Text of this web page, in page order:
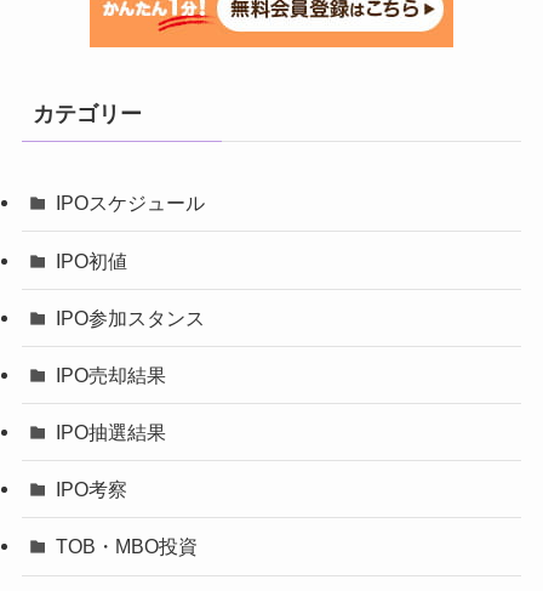
カテゴリー
IPOスケジュール
IPO初値
IPO参加スタンス
IPO売却結果
IPO抽選結果
IPO考察
TOB・MBO投資